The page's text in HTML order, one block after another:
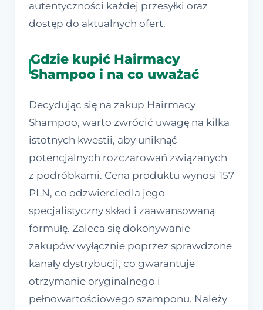
autentyczności każdej przesyłki oraz
dostęp do aktualnych ofert.
Gdzie kupić Hairmacy
Shampoo i na co uważać
Decydując się na zakup Hairmacy
Shampoo, warto zwrócić uwagę na kilka
istotnych kwestii, aby uniknąć
potencjalnych rozczarowań związanych
z podróbkami. Cena produktu wynosi 157
PLN, co odzwierciedla jego
specjalistyczny skład i zaawansowaną
formułę. Zaleca się dokonywanie
zakupów wyłącznie poprzez sprawdzone
kanały dystrybucji, co gwarantuje
otrzymanie oryginalnego i
pełnowartościowego szamponu. Należy